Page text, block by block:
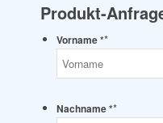
Produkt-
Vorname **
Nachname **